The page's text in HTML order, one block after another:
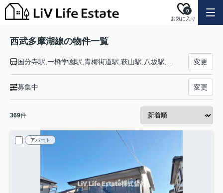
お気に入り
0
西武多摩湖線の物件一覧
変更
募集中 変更
369件
アパート